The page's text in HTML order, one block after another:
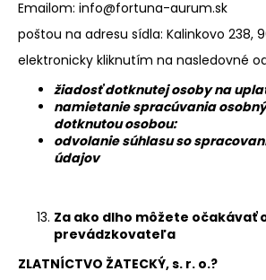
Emailom: info@fortuna-aurum.sk
poštou na adresu sídla: Kalinkovo 238,
elektronicky kliknutím na nasledovné
žiadosť dotknutej osoby na
namietanie spracúvania
dotknutou osobou:
odvolanie súhlasu so
údajov
Za ako dlho môžete očakávať
prevádzkovateľa
ZLATNÍCTVO ŽATECKÝ, s. r. o.?